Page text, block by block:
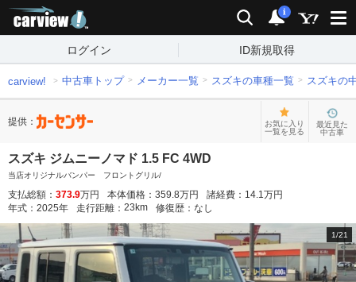
検索 通知
i
ログイン ID新規取得
carview! 中古車トップ メーカー一覧 スズキの車種一覧 スズキの
提供：
お気に入り
一覧を見る
最近見た
中古車
スズキ ジムニーノマド 1.5 FC 4WD
当店オリジナルバンパー フロントグリル/
支払総額： 373.9万円 本体価格： 359.8万円 諸経費： 14.1万円
年式： 2025年 走行距離： 23 km 修復歴： なし
1/21